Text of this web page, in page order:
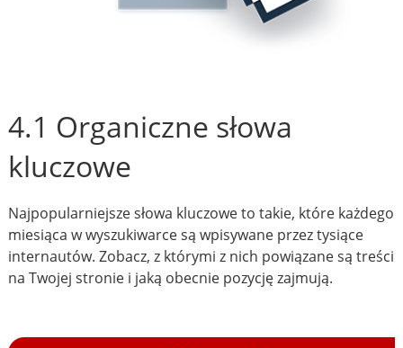
4.1 Organiczne słowa
kluczowe
Najpopularniejsze słowa kluczowe to takie, które każdego
miesiąca w wyszukiwarce są wpisywane przez tysiące
internautów. Zobacz, z którymi z nich powiązane są treści
na Twojej stronie i jaką obecnie pozycję zajmują.